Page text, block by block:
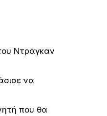
Ντράγκαν
να
που θα